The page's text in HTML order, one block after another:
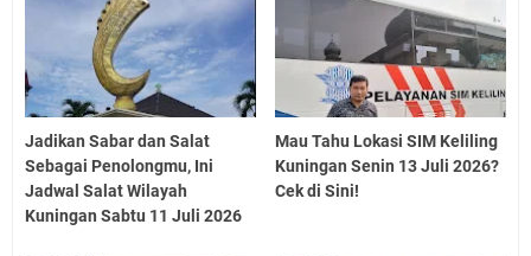
Jadikan Sabar dan Salat
Sebagai Penolongmu, Ini
Jadwal Salat Wilayah
Kuningan Sabtu 11 Juli 2026
Mau Tahu Lokasi SIM Keliling
Kuningan Senin 13 Juli 2026?
Cek di Sini!